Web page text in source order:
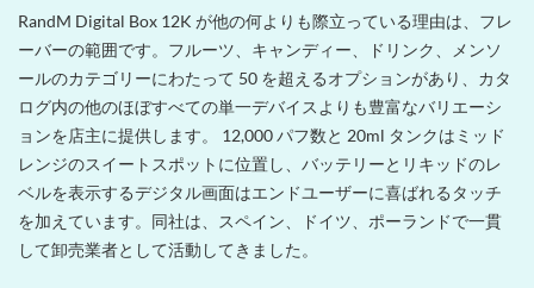
RandM Digital Box 12K が他の何よりも際立っている理由は、フレ
ーバーの範囲です。フルーツ、キャンディー、ドリンク、メンソ
ールのカテゴリーにわたって 50 を超えるオプションがあり、カタ
ログ内の他のほぼすべての単一デバイスよりも豊富なバリエーシ
ョンを店主に提供します。 12,000 パフ数と 20ml タンクはミッド
レンジのスイートスポットに位置し、バッテリーとリキッドのレ
ベルを表示するデジタル画面はエンドユーザーに喜ばれるタッチ
を加えています。同社は、スペイン、ドイツ、ポーランドで一貫
して卸売業者として活動してきました。